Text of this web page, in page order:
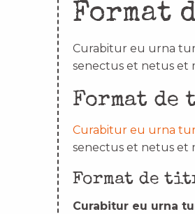
Format
Curabitur eu urna
senectus et netus et
Format
Curabitur eu urna
senectus et netus et
Format de
Curabitur eu urna